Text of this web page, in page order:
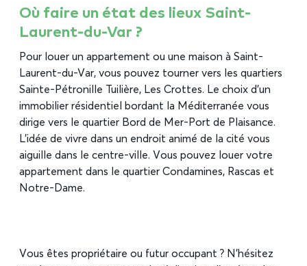
Où faire un état des lieux Saint-
Laurent-du-Var ?
Pour louer un appartement ou une maison à Saint-
Laurent-du-Var, vous pouvez tourner vers les quartiers
Sainte-Pétronille Tuilière, Les Crottes. Le choix d’un
immobilier résidentiel bordant la Méditerranée vous
dirige vers le quartier Bord de Mer-Port de Plaisance.
L’idée de vivre dans un endroit animé de la cité vous
aiguille dans le centre-ville. Vous pouvez louer votre
appartement dans le quartier Condamines, Rascas et
Notre-Dame.
Vous êtes propriétaire ou futur occupant ? N’hésitez